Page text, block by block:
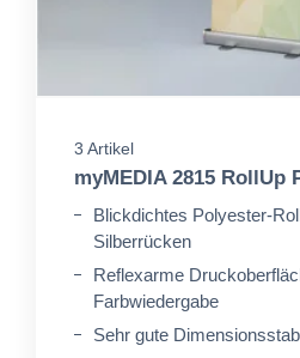
3 Artikel
myMEDIA 2815 RollUp
Blickdichtes Polyester-
Silberrücken
Reflexarme
Farbwiedergabe
Sehr gute